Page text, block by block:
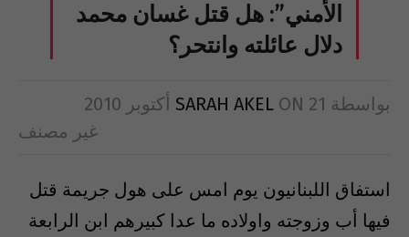
الأمني”: هل قتل غسان محمد
دلال عائلته وانتحر؟
بواسطة SARAH AKEL ON 21 أكتوبر 2010
غير مصنف
استفاق اللبنانيون يوم امس على هول جريمة قتل
فيها أب وزوجته واولاده ما عدا كبيرهم ابن الرابعة